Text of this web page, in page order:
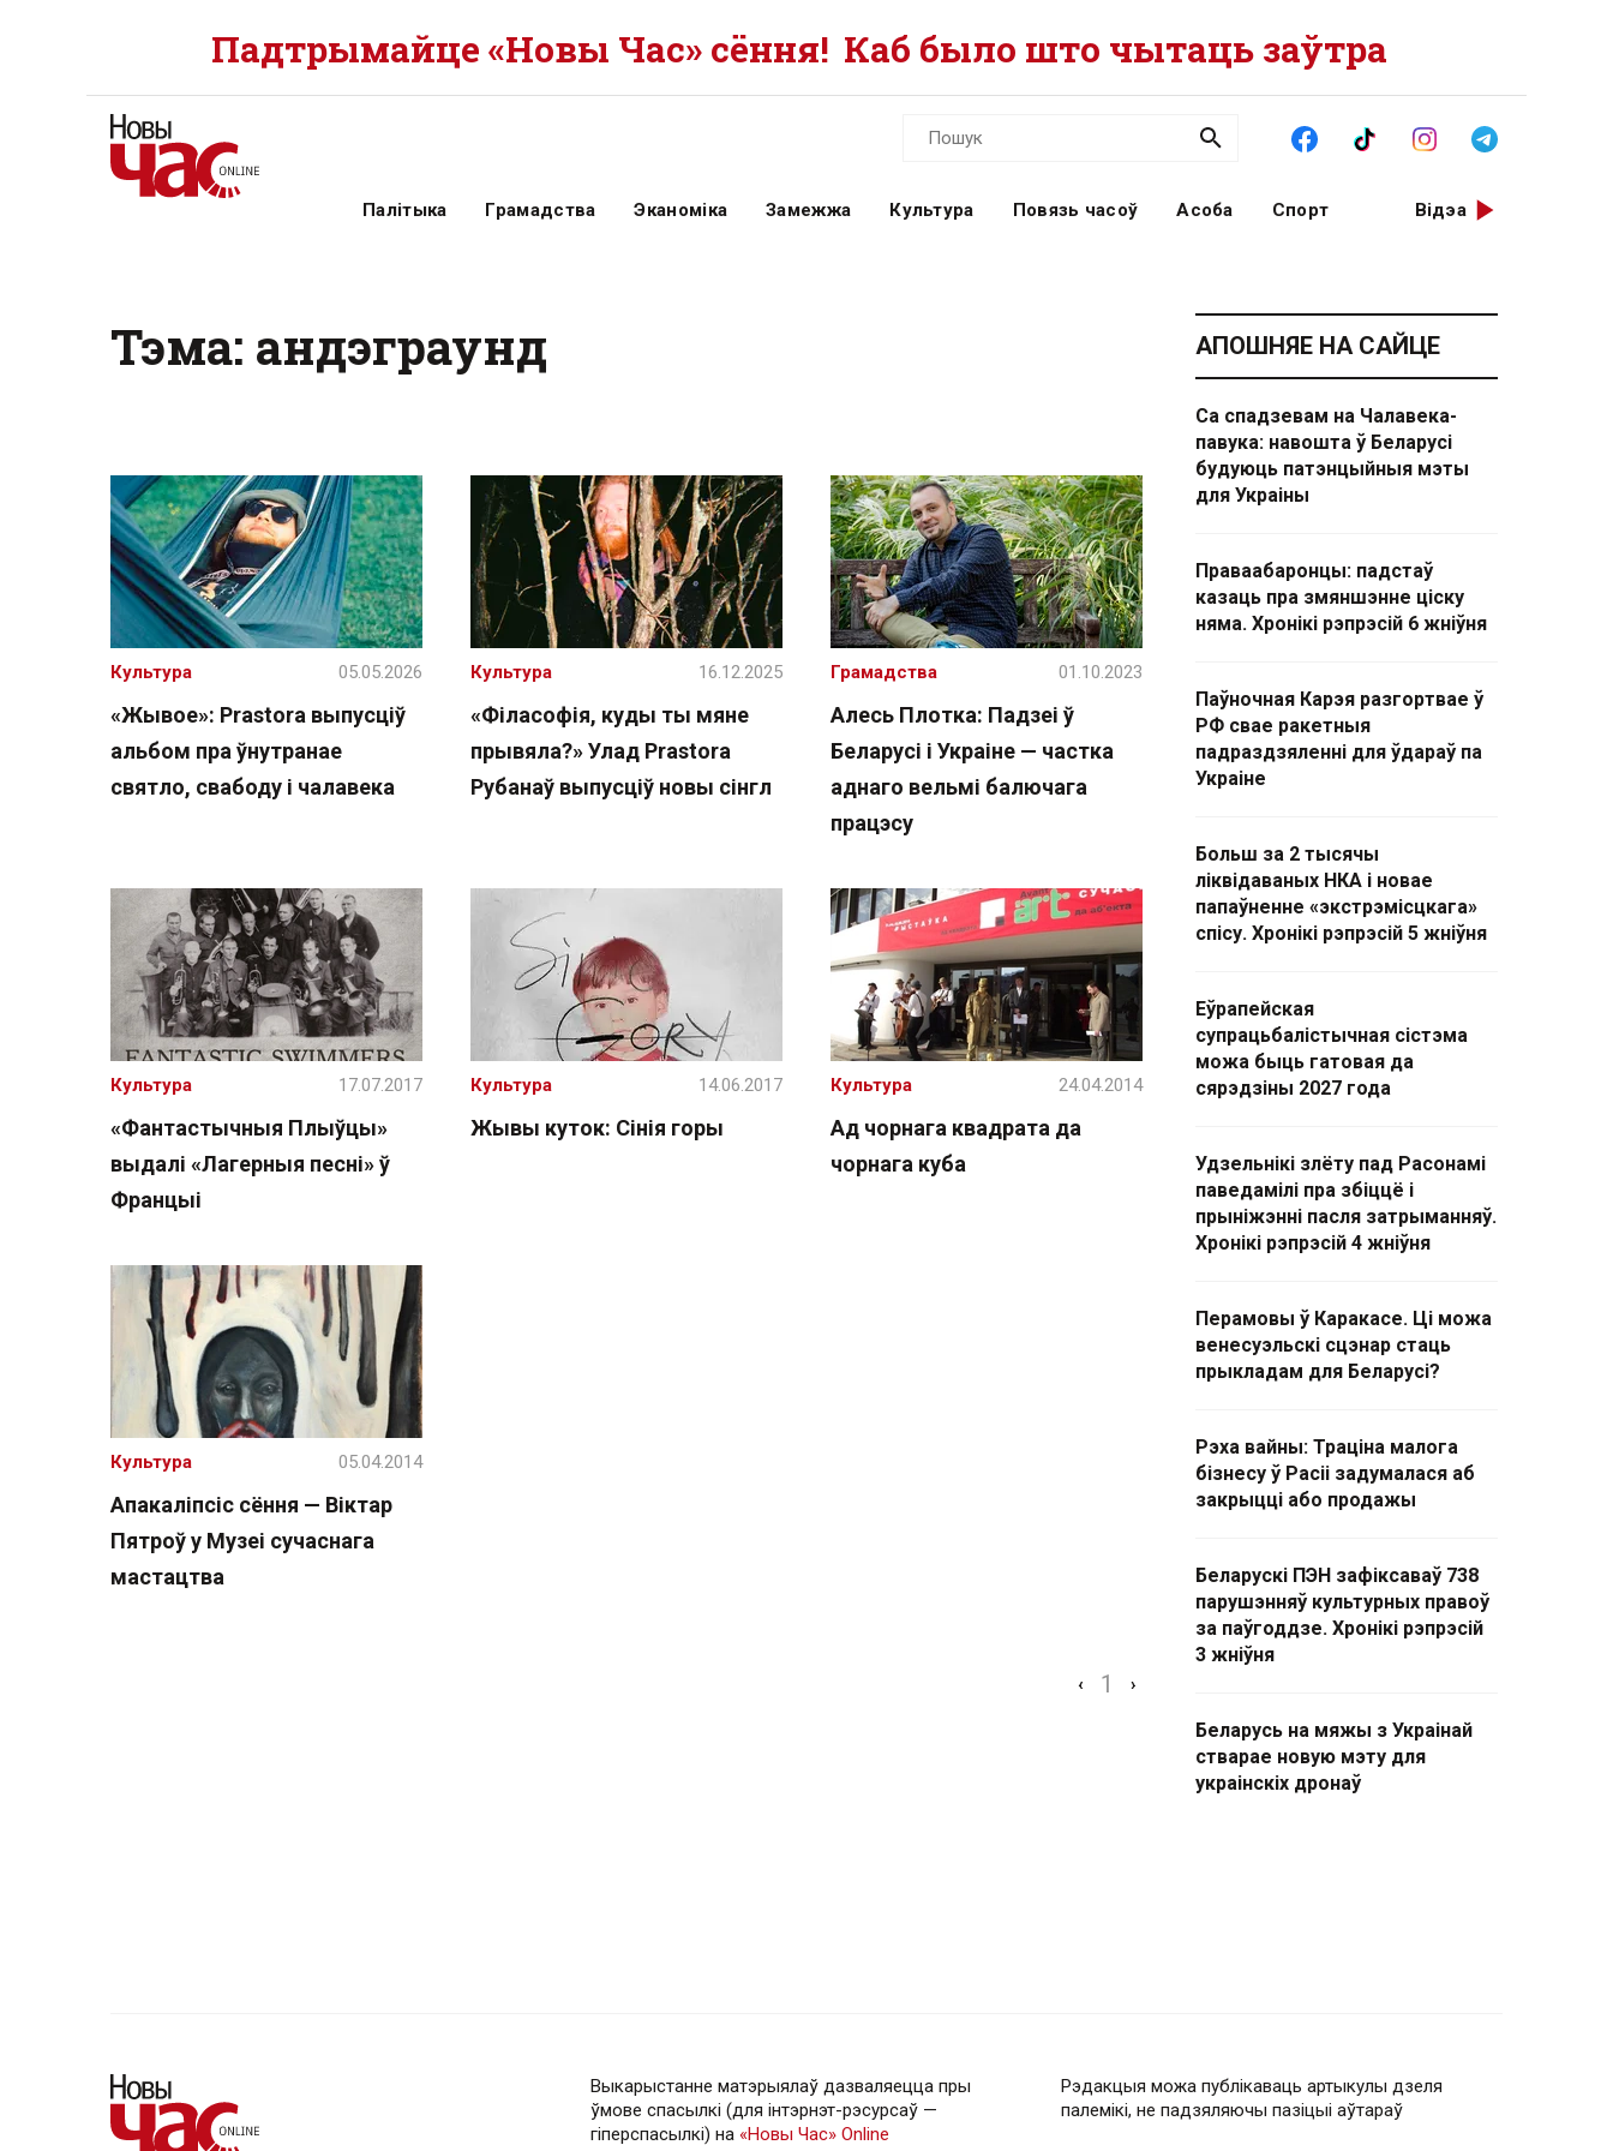
Падтрымайце «Новы Час» сёння! Каб было што чытаць заўтра
Палітыка Грамадства Эканоміка Замежжа Культура Повязь часоў Асоба Спорт Відэа
Тэма: андэграунд
«Жывое»: Prastora выпусціў
альбом пра ўнутранае
святло, свабоду і чалавека
Культура 05.05.2026
«Філасофія, куды ты мяне
прывяла?» Улад Prastora
Рубанаў выпусціў новы сінгл
Культура 16.12.2025
Алесь Плотка: Падзеі ў
Беларусі і Украіне — частка
аднаго вельмі балючага
працэсу
Грамадства 01.10.2023
«Фантастычныя Плыўцы»
выдалі «Лагерныя песні» ў
Францыі
Культура 17.07.2017
Жывы куток: Сінія горы
Культура 14.06.2017
Ад чорнага квадрата да
чорнага куба
Культура 24.04.2014
Апакаліпсіс сёння — Віктар
Пятроў у Музеі сучаснага
мастацтва
Культура 05.04.2014
‹ 1 ›
АПОШНЯЕ НА САЙЦЕ
Са спадзевам на Чалавека-
павука: навошта ў Беларусі
будуюць патэнцыйныя мэты
для Украіны
Праваабаронцы: падстаў
казаць пра змяншэнне ціску
няма. Хронікі рэпрэсій 6 жніўня
Паўночная Карэя разгортвае ў
РФ свае ракетныя
падраздзяленні для ўдараў па
Украіне
Больш за 2 тысячы
ліквідаваных НКА і новае
папаўненне «экстрэмісцкага»
спісу. Хронікі рэпрэсій 5 жніўня
Еўрапейская
супрацьбалістычная сістэма
можа быць гатовая да
сярэдзіны 2027 года
Удзельнікі злёту пад Расонамі
паведамілі пра збіццё і
прыніжэнні пасля затрыманняў.
Хронікі рэпрэсій 4 жніўня
Перамовы ў Каракасе. Ці можа
венесуэльскі сцэнар стаць
прыкладам для Беларусі?
Рэха вайны: Траціна малога
бізнесу ў Расіі задумалася аб
закрыцці або продажы
Беларускі ПЭН зафіксаваў 738
парушэнняў культурных правоў
за паўгоддзе. Хронікі рэпрэсій
3 жніўня
Беларусь на мяжы з Украінай
стварае новую мэту для
украінскіх дронаў
Выкарыстанне матэрыялаў дазваляецца пры
ўмове спасылкі (для інтэрнэт-рэсурсаў —
гiперспасылкi) на «Новы Час» Online
Рэдакцыя можа публікаваць артыкулы дзеля
палемікі, не падзяляючы пазіцыі аўтараў